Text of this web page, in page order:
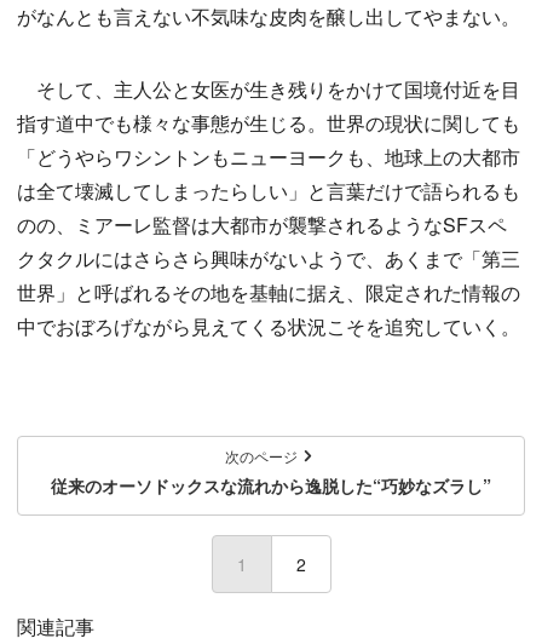
がなんとも言えない不気味な皮肉を醸し出してやまない。
そして、主人公と女医が生き残りをかけて国境付近を目
指す道中でも様々な事態が生じる。世界の現状に関しても
「どうやらワシントンもニューヨークも、地球上の大都市
は全て壊滅してしまったらしい」と言葉だけで語られるも
のの、ミアーレ監督は大都市が襲撃されるようなSFスペ
クタクルにはさらさら興味がないようで、あくまで「第三
世界」と呼ばれるその地を基軸に据え、限定された情報の
中でおぼろげながら見えてくる状況こそを追究していく。
次のページ
従来のオーソドックスな流れから逸脱した“巧妙なズラし”
1 (current)
2
関連記事